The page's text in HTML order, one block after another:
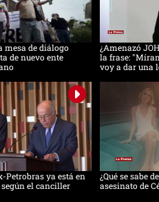
mesa de diálogo
de nuevo ente
¿Amenazó
la frase:
voy a dar una
Petrobras ya está en
según el canciller
¿Qué se sabe
asesinato de